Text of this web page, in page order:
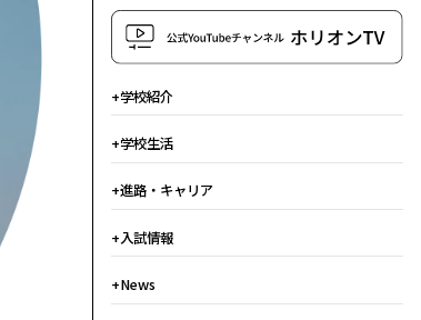
学校紹介
学校生活
進路・キャリア
入試情報
News